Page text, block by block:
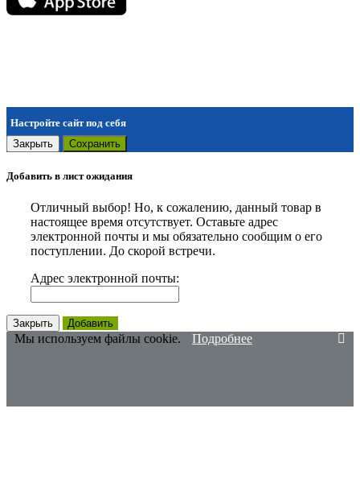
Настройте сайт под себя
Закрыть
Сохранить
Добавить в лист ожидания
Отличный выбор! Но, к сожалению, данный товар в
настоящее время отсутствует. Оставьте адрес
электронной почты и мы обязательно сообщим о его
поступлении. До скорой встречи.
Адрес электронной почты:
Закрыть Добавить
Мы используем файлы cookie. Подробнее